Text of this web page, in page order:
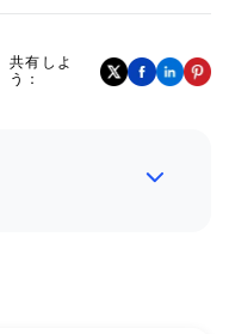
共有しよ
う：